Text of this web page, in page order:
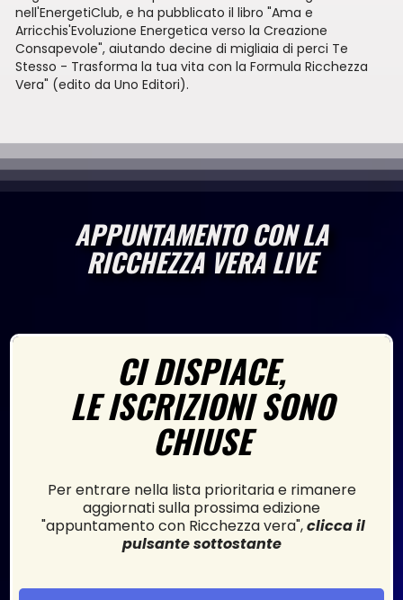
nell'EnergetiClub, e ha pubblicato il libro "Ama e
Arricchis'Evoluzione Energetica verso la Creazione
Consapevole", aiutando decine di migliaia di perci Te
Stesso - Trasforma la tua vita con la Formula Ricchezza
Vera" (edito da Uno Editori).
APPUNTAMENTO CON LA
RICCHEZZA VERA LIVE
CI DISPIACE,
LE ISCRIZIONI SONO
CHIUSE
Per entrare nella lista prioritaria e rimanere
aggiornati sulla prossima edizione
"appuntamento con Ricchezza vera",clicca il
pulsante sottostante